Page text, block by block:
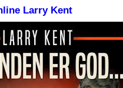
Larry Kent